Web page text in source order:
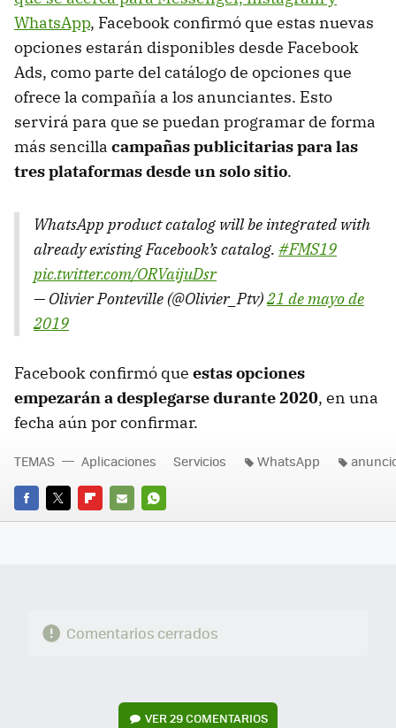
WhatsApp, Facebook confirmó que estas nuevas
opciones estarán disponibles desde Facebook
Ads, como parte del catálogo de opciones que
ofrece la compañía a los anunciantes. Esto
servirá para que se puedan programar de forma
más sencilla campañas publicitarias para las
tres plataformas desde un solo sitio.
WhatsApp product catalog will be integrated with
already existing Facebook’s catalog. #FMS19
pic.twitter.com/ORVaijuDsr
— Olivier Ponteville (@Olivier_Ptv)21 de mayo de
2019
Facebook confirmó que estas opciones
empezarán a desplegarse durante 2020, en una
fecha aún por confirmar.
FACEBOOK
TWITTERFLIPBOARD
E-
WHATSAPP
TEMAS Aplicaciones Servicios WhatsApp
Comentarios cerrados
VER29 COMENTARIOS